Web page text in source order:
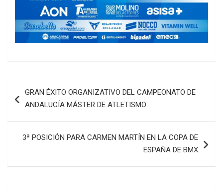
de
GRAN ÉXITO ORGANIZATIVO DEL CAMPEONATO DE
ANDALUCÍA MÁSTER DE ATLETISMO
3ª POSICIÓN PARA CARMEN MARTÍN EN LA COPA DE
ESPAÑA DE BMX